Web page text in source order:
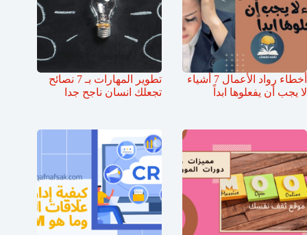
أخطاء رواد الأعمال 7 أشياء
لا يجب أن يفعلوها ابداً
تطوير المهارات بـ 7 نصائح
تجعلك انسان ناجح جدا